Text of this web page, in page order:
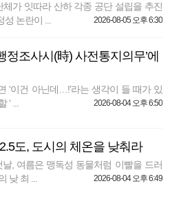
체가 잇따라 산하 각종 공단 설립을 추진
논란이 ...
2026-08-05 오후 6:30
정조사시(時) 사전통지의무’에
‘이건 아닌데…!’라는 생각이 들 때가 있
...
2026-08-04 오후 6:50
도, 도시의 체온을 낮춰라
, 여름은 맹독성 동물처럼 이빨을 드러
낮 최 ...
2026-08-04 오후 6:49